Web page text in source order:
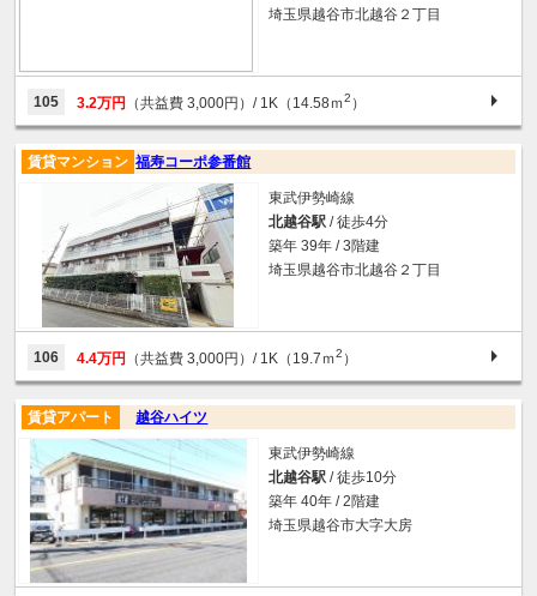
埼玉県越谷市北越谷２丁目
105 3.2万円 （共益費 3,000円）/ 1K（14.58ｍ2 ）
福寿コーポ参番館
賃貸マンション
東武伊勢崎線
北越谷駅 / 徒歩4分
築年 39年 / 3階建
埼玉県越谷市北越谷２丁目
106 4.4万円 （共益費 3,000円）/ 1K（19.7ｍ2 ）
越谷ハイツ
賃貸アパート
東武伊勢崎線
北越谷駅 / 徒歩10分
築年 40年 / 2階建
埼玉県越谷市大字大房